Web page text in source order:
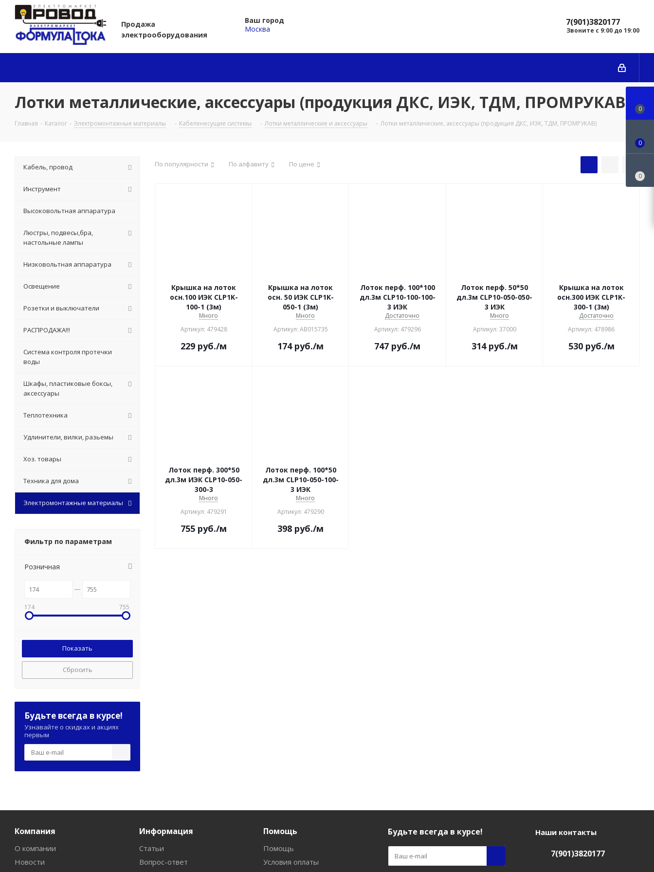
Продажа
электрооборудования
Ваш город
Москва
7(901)3820177
Звоните с 9:00 до 19:00
Лотки металлические, аксессуары (продукция ДКС, ИЭК, ТДМ, ПРОМРУКАВ)
Главная - Каталог - Электромонтажные материалы - Кабеленесущие системы - Лотки металлические и аксессуары - Лотки металлические, аксессуары (продукция ДКС, ИЭК, ТДМ, ПРОМРУКАВ)
По популярности По алфавиту По цене
Крышка на лоток
осн.100 ИЭК CLP1K-
100-1 (3м)
Много
Артикул: 479428
229 руб./м
Крышка на лоток
осн. 50 ИЭК CLP1K-
050-1 (3м)
Много
Артикул: АВ015735
174руб./м
Лоток перф. 100*100
дл.3м CLP10-100-100-
3 ИЭК
Достаточно
Артикул: 479296
747 руб./м
Лоток перф. 50*50
дл.3м CLP10-050-050-
3 ИЭК
Много
Артикул: 37000
314руб./м
Крышка на лоток
осн.300 ИЭК CLP1K-
300-1 (3м)
Достаточно
Артикул: 478986
530руб./м
Лоток перф. 300*50
дл.3м ИЭК CLP10-050-
300-3
Много
Артикул: 479291
755 руб./м
Лоток перф. 100*50
дл.3м CLP10-050-100-
3 ИЭК
Много
Артикул: 479290
398 руб./м
Кабель, провод
Инструмент
Высоковольтная аппаратура
Люстры, подвесы,бра,
настольные лампы
Низковольтная аппаратура
Освещение
Розетки и выключатели
РАСПРОДАЖА!!!
Система контроля протечки
воды
Шкафы, пластиковые боксы,
аксессуары
Теплотехника
Удлинители, вилки, разьемы
Хоз. товары
Техника для дома
Электромонтажные материалы
Фильтр по параметрам
Розничная
174 755
Сбросить
Будьте всегда в курсе!
Узнавайте о скидках и акциях
первым
Компания
О компании
Новости
Информация
Статьи
Вопрос-ответ
Помощь
Помощь
Условия оплаты
Будьте всегда в курсе! Наши контакты
7(901)3820177
0
0
0